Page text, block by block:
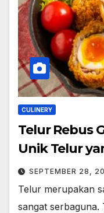
CULINERY
Telur Rebus
Unik Telur
SEPTEMBER 28,
Telur merupakan
sangat